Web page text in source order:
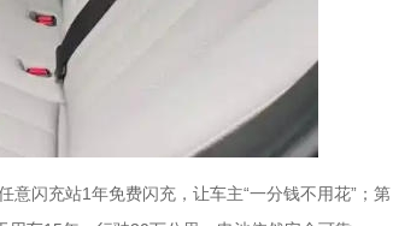
闪充站1年免费闪充，让车主“一分钱不用花”；第